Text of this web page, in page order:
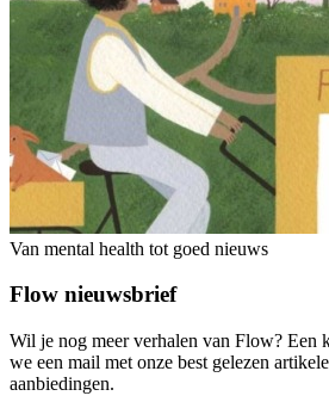
Van mental health tot goed nieuws
Flow nieuwsbrief
Wil je nog meer verhalen van Flow? Een
we een mail met onze best gelezen
aanbiedingen.